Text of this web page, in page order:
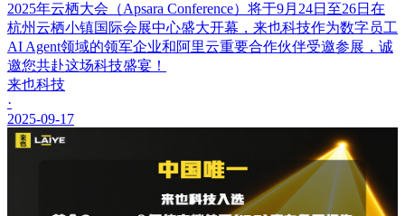
2025年云栖大会（Apsara Conference）将于9月24日至26日在
杭州云栖小镇国际会展中心盛大开幕，来也科技作为数字员工
AI Agent领域的领军企业和阿里云重要合作伙伴受邀参展，诚
邀您共赴这场科技盛宴！
来也科技
·
2025-09-17